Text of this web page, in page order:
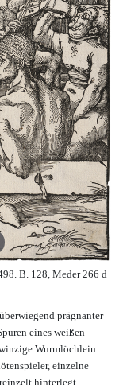
B. 128, Meder 266 d
prägnanter
eines weißen
Wurmlöchlein
einzelne
hinterlegt,